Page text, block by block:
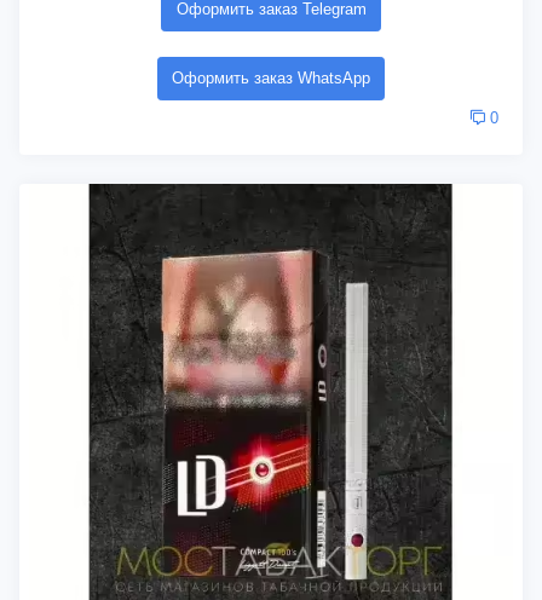
Оформить заказ Telegram
Оформить заказ WhatsApp
0